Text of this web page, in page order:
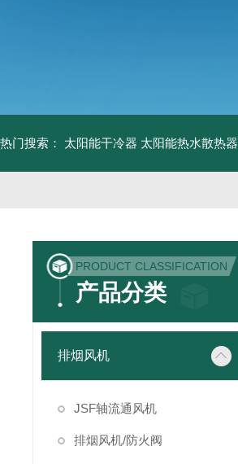
热门搜索： 太阳能干冷器 太阳能热水散热器
PRODUCT CLASSIFICATION
产品分类
排烟风机
JSF轴流通风机
排烟风机/防火阀